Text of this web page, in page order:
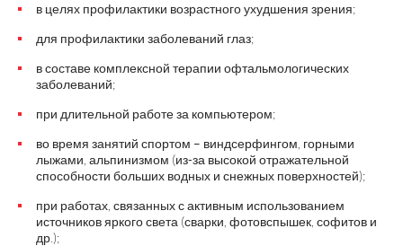
в целях профилактики возрастного ухудшения зрения;
для профилактики заболеваний глаз;
в составе комплексной терапии офтальмологических
заболеваний;
при длительной работе за компьютером;
во время занятий спортом – виндсерфингом, горными
лыжами, альпинизмом (из-за высокой отражательной
способности больших водных и снежных поверхностей);
при работах, связанных с активным использованием
источников яркого света (сварки, фотовспышек, софитов и
др.);